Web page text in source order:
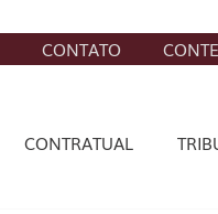
CONTATO
CONTRATUAL